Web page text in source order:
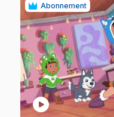
Abonnement
play_circle